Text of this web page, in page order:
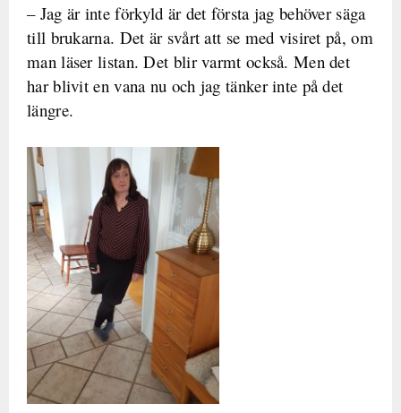
– Jag är inte förkyld är det första jag behöver säga
till brukarna. Det är svårt att se med visiret på, om
man läser listan. Det blir varmt också. Men det
har blivit en vana nu och jag tänker inte på det
längre.